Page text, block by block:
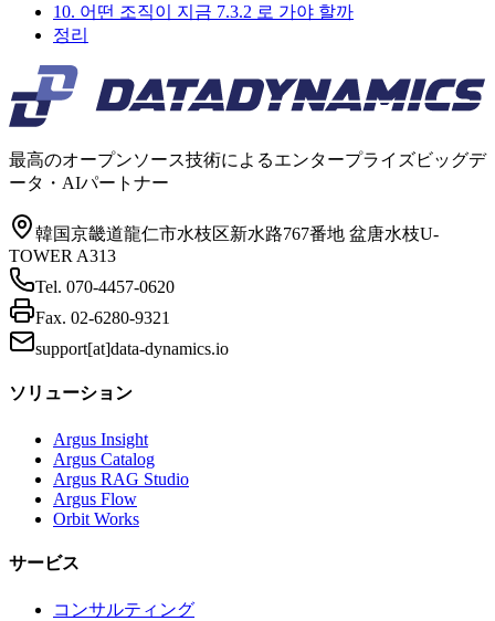
10. 어떤 조직이 지금 7.3.2 로 가야 할까
정리
最高のオープンソース技術によるエンタープライズビッグデ
ータ・AIパートナー
韓国京畿道龍仁市水枝区新水路767番地 盆唐水枝U-
TOWER A313
Tel. 070-4457-0620
Fax. 02-6280-9321
support[at]data-dynamics.io
ソリューション
Argus Insight
Argus Catalog
Argus RAG Studio
Argus Flow
Orbit Works
サービス
コンサルティング